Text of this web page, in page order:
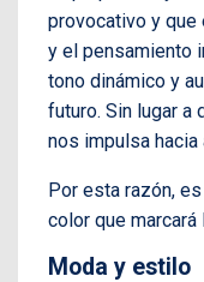
provocativo y que
y el pensamiento
tono dinámico y
futuro. Sin lugar a
nos impulsa hacia
Por esta razón,
color que marcará
Moda y estilo